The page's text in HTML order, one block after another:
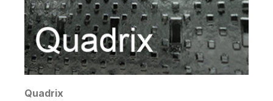
Quadrix